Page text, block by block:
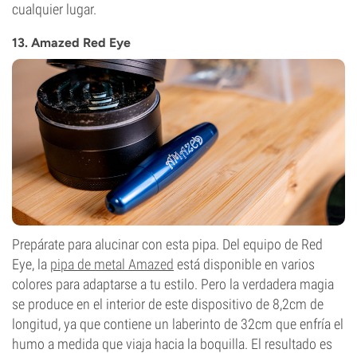
cualquier lugar.
13. Amazed Red Eye
Prepárate para alucinar con esta pipa. Del equipo de Red
Eye, la pipa de metal Amazed está disponible en varios
colores para adaptarse a tu estilo. Pero la verdadera magia
se produce en el interior de este dispositivo de 8,2cm de
longitud, ya que contiene un laberinto de 32cm que enfría el
humo a medida que viaja hacia la boquilla. El resultado es